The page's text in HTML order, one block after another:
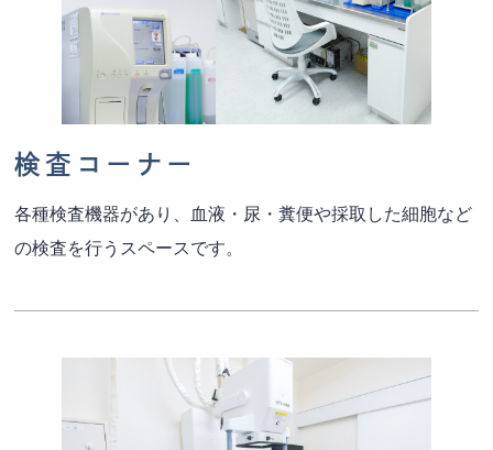
検査コーナー
各種検査機器があり、血液・尿・糞便や採取した細胞など
の検査を行うスペースです。